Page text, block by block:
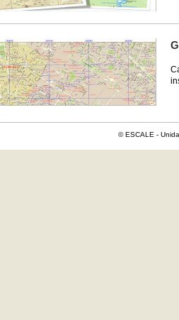
© ESCALE -